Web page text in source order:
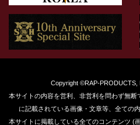
Copyright ©RAP-PRODUCTS,
本サイトの内容を営利、非営利を問わず無
に記載されている画像・文章等、全ての
本サイトに掲載している全てのコンテンツ (